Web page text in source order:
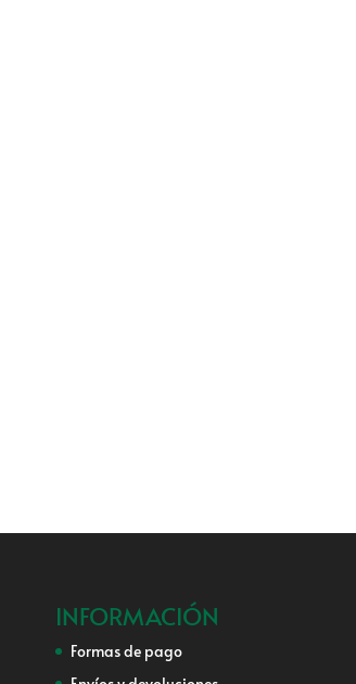
INFORMACIÓN
Formas de pago